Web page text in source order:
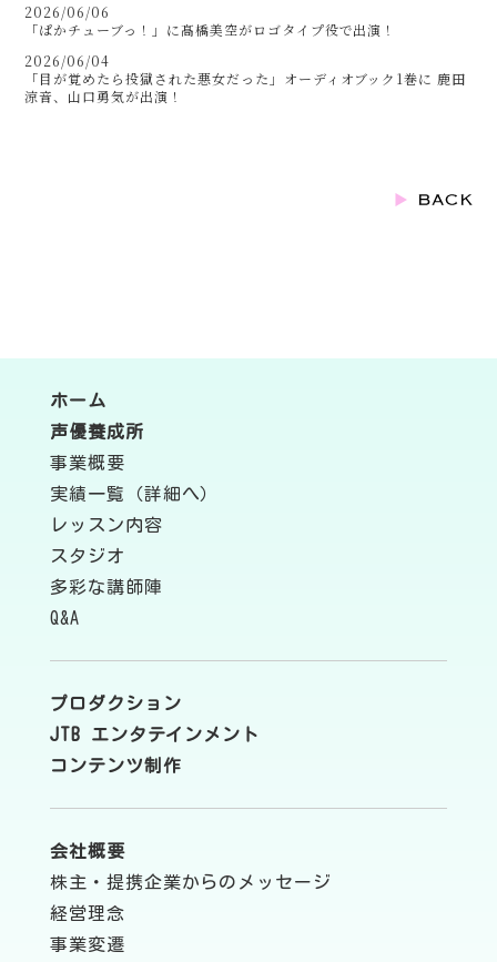
2026/06/06
「ぱかチューブっ！」に髙橋美空がロゴタイプ役で出演！
2026/06/04
「目が覚めたら投獄された悪女だった」オーディオブック1巻に 鹿田
涼音、山口勇気が出演！
ホーム
声優養成所
事業概要
実績一覧（詳細へ）
レッスン内容
スタジオ
多彩な講師陣
Q&A
プロダクション
JTB エンタテインメント
コンテンツ制作
会社概要
株主・提携企業からのメッセージ
経営理念
事業変遷